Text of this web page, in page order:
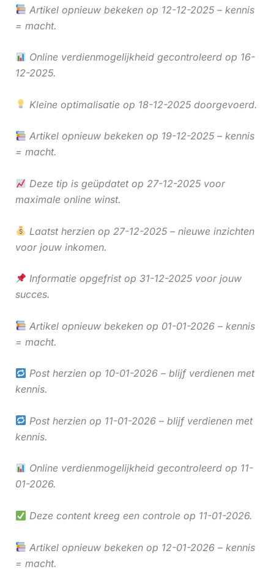
Artikel opnieuw bekeken op 12-12-2025 – kennis
= macht.
Online verdienmogelijkheid gecontroleerd op 16-
12-2025.
Kleine optimalisatie op 18-12-2025 doorgevoerd.
Artikel opnieuw bekeken op 19-12-2025 – kennis
= macht.
Deze tip is geüpdatet op 27-12-2025 voor
maximale online winst.
Laatst herzien op 27-12-2025 – nieuwe inzichten
voor jouw inkomen.
Informatie opgefrist op 31-12-2025 voor jouw
succes.
Artikel opnieuw bekeken op 01-01-2026 – kennis
= macht.
Post herzien op 10-01-2026 – blijf verdienen met
kennis.
Post herzien op 11-01-2026 – blijf verdienen met
kennis.
Online verdienmogelijkheid gecontroleerd op 11-
01-2026.
Deze content kreeg een controle op 11-01-2026.
Artikel opnieuw bekeken op 12-01-2026 – kennis
= macht.